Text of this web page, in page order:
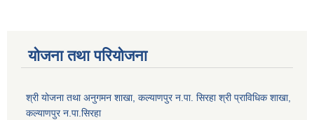
योजना तथा परियोजना
श्री योजना तथा अनुगमन शाखा, कल्याणपुर न.पा. सिरहा श्री प्राविधिक शाखा,
कल्याणपुर न.पा.सिरहा